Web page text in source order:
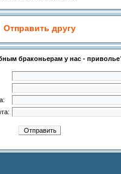
Отправить другу
браконьерам у нас -